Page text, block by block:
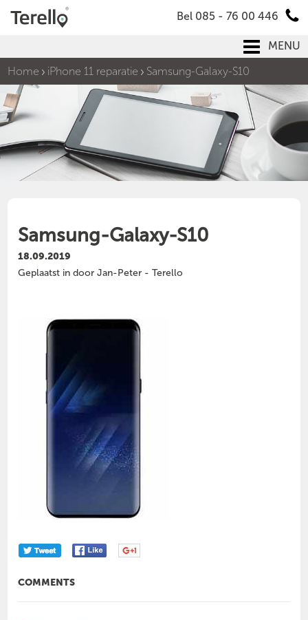
Bel 085 - 76 00 446
MENU
Home
iPhone 11 reparatie Samsung-Galaxy-S10
Samsung-Galaxy-S10
18.09.2019
Geplaatst in door Jan-Peter - Terello
COMMENTS